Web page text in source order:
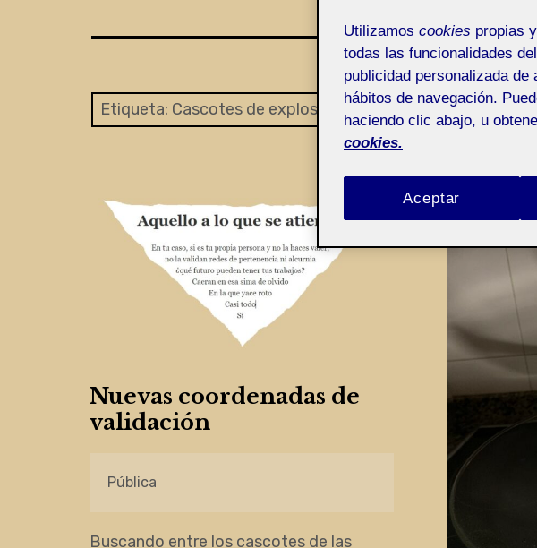
Etiqueta: Cascotes de explosiones
Nuevas coordenadas de
validación
Pública
Buscando entre los cascotes de las
Utilizamos cookies propias
todas las funcionalidades
publicidad personalizada
hábitos de navegación.
haciendo clic abajo, u
cookies.
Aceptar